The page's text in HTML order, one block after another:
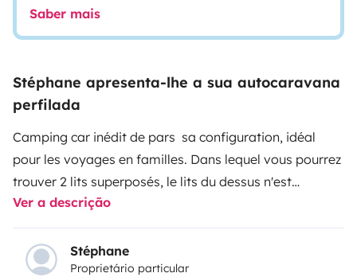
Saber mais
Stéphane apresenta-lhe a sua autocaravana
perfilada
Camping car inédit de pars sa configuration, idéal
pour les voyages en familles. Dans lequel vous pourrez
trouver 2 lits superposés, le lits du dessus n'est
utilisable que pour un enfants de moins de 12 ans pour
raison de poids, avec mise en place électrique. Dans la
journée l’espace libéré par les deux couchages plaqués
au plafond offre un espace de jeux pour les enfants, ou
Ver a descrição
Stéphane
Proprietário particular